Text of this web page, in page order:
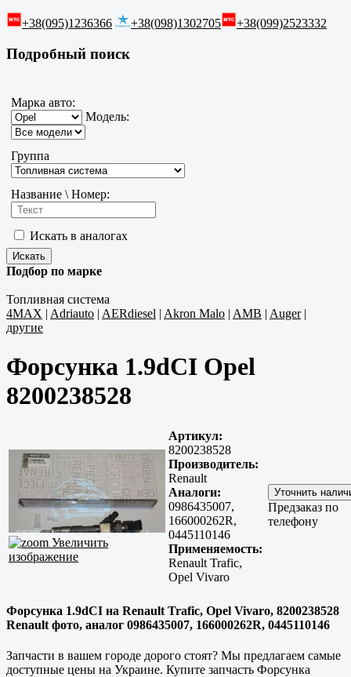
+38(095)1236366 +38(098)1302705 +38(099)2523332
Подробный поиск
Марка авто:
Модель:
Группа
Название \ Номер:
Искать в аналогах
Подбор по марке
Топливная система
4MAX | Adriauto | AERdiesel | Akron Malo | AMB | Auger|
другие
Форсунка 1.9dCI Opel
8200238528
Увеличить
изображение
Артикул:
8200238528
Производитель:
Renault
Аналоги:
0986435007,
166000262R,
0445110146
Применяемость:
Renault Trafic,
Opel Vivaro
Предзаказ по
телефону
Форсунка 1.9dCI на Renault Trafic, Opel Vivaro, 8200238528
Renault фото, аналог 0986435007, 166000262R, 0445110146
Запчасти в вашем городе дорого стоят? Мы предлагаем самые
доступные цены на Украине. Купите запчасть Форсунка